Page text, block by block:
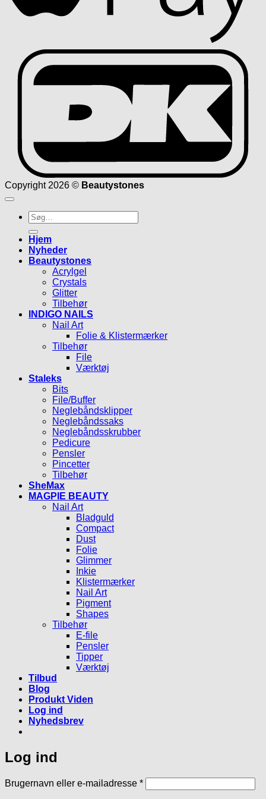
Copyright 2026 © Beautystones
Søg
efter:
Hjem
Nyheder
Beautystones
Acrylgel
Crystals
Glitter
Tilbehør
INDIGO NAILS
Nail Art
Folie & Klistermærker
Tilbehør
File
Værktøj
Staleks
Bits
File/Buffer
Neglebåndsklipper
Neglebåndssaks
Neglebåndsskrubber
Pedicure
Pensler
Pincetter
Tilbehør
SheMax
MAGPIE BEAUTY
Nail Art
Bladguld
Compact
Dust
Folie
Glimmer
Inkie
Klistermærker
Nail Art
Pigment
Shapes
Tilbehør
E-file
Pensler
Tipper
Værktøj
Tilbud
Blog
Produkt Viden
Log ind
Nyhedsbrev
Log ind
Brugernavn eller e-mailadresse *Påkrævet